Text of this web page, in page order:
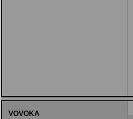
VOVOKA